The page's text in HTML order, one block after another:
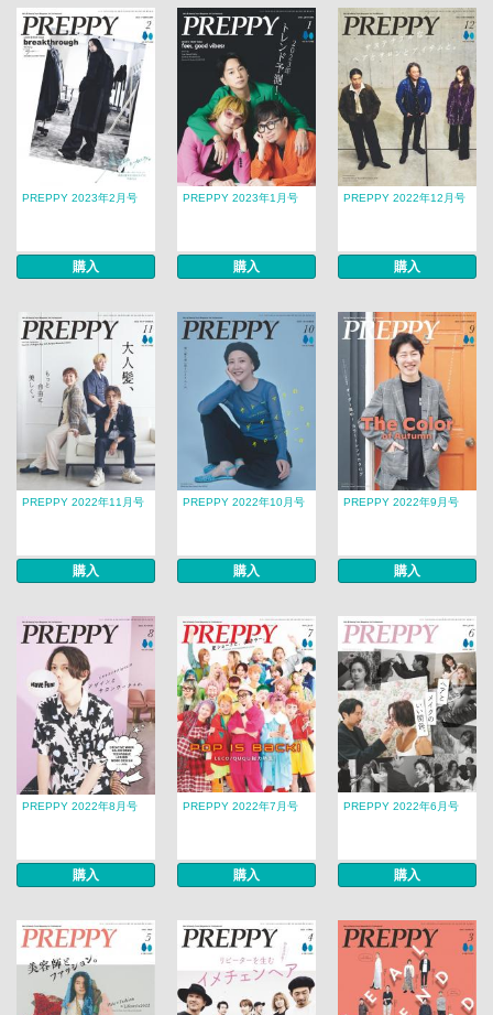
PREPPY 2023年2月号
購入
PREPPY 2023年1月号
購入
PREPPY 2022年12月号
購入
PREPPY 2022年11月号
購入
PREPPY 2022年10月号
購入
PREPPY 2022年9月号
購入
PREPPY 2022年8月号
購入
PREPPY 2022年7月号
購入
PREPPY 2022年6月号
購入